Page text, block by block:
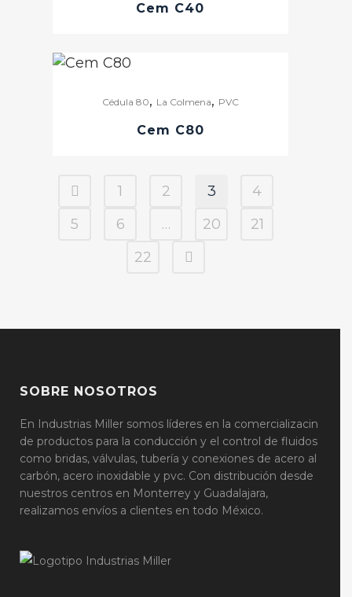
Cem C40
Cédula 80, La Colmena, PVC
Cem C80
1 2 3
4
5
6 … 20
21
22
SOBRE NOSOTROS
En Industrias Miller somos líderes en la comercializacin
de productos para la conducción y el control de fluidos
como bridas, válvulas, tubería y conexiones de acero al
carbón, acero inoxidable y pvc. Con distribución desde
nuestros centros en Monterrey y Guadalajara,
realizamos envíos a clientes en todo México.